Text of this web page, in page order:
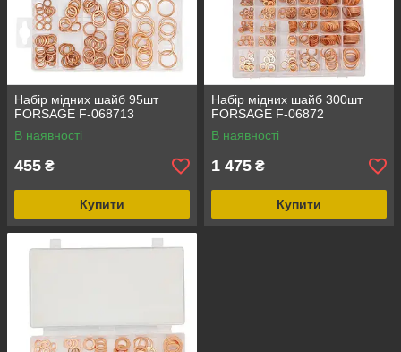
Набір мідних шайб 95шт
FORSAGE F-068713
В наявності
455 ₴
Купити
Набір мідних шайб 300шт
FORSAGE F-06872
В наявності
1 475 ₴
Купити